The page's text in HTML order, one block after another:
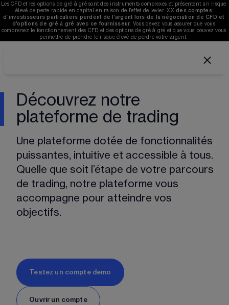
Les CFD et les options de gré à gré sont des instruments complexes et présentent un risque
élevé de perte rapide en capital en raison de l’effet de levier. XX des comptes
d’investisseurs particuliers perdent de l’argent lors de la négociation de CFD et
d’options de gré à gré avec ce fournisseur. Vous devez vous assurer que vous
comprenez le fonctionnement des CFD et des options de gré à gré et que vous pouvez vous
permettre de prendre le risque élevé de perdre votre argent.
Découvrez notre
plateforme de trading
Une plateforme dotée de fonctionnalités
puissantes, intuitive et accessible à tous.
Quelle que soit l’étape de votre parcours
de trading, notre plateforme vous
accompagne pour atteindre vos
objectifs.
Testez un compte demo
Ouvrir un compte